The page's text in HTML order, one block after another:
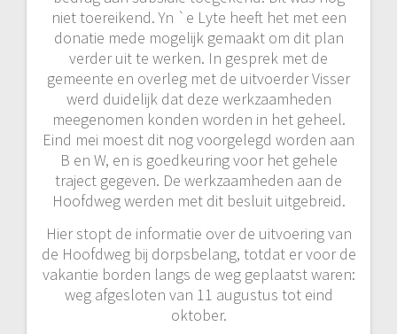
niet toereikend. Yn `e Lyte heeft het met een
donatie mede mogelijk gemaakt om dit plan
verder uit te werken. In gesprek met de
gemeente en overleg met de uitvoerder Visser
werd duidelijk dat deze werkzaamheden
meegenomen konden worden in het geheel.
Eind mei moest dit nog voorgelegd worden aan
B en W, en is goedkeuring voor het gehele
traject gegeven. De werkzaamheden aan de
Hoofdweg werden met dit besluit uitgebreid.
Hier stopt de informatie over de uitvoering van
de Hoofdweg bij dorpsbelang, totdat er voor de
vakantie borden langs de weg geplaatst waren:
weg afgesloten van 11 augustus tot eind
oktober.